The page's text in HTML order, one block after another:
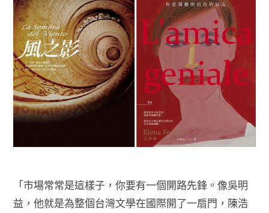
「市場常常是這樣子，你要有一個開路先鋒。像吳明
益，他就是為整個台灣文學在國際開了一扇門，陳浩